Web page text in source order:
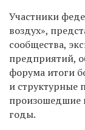
Участники
воздух»,
сообщества,
предприятий,
форума итоги
и структурные
произошедшие
годы.